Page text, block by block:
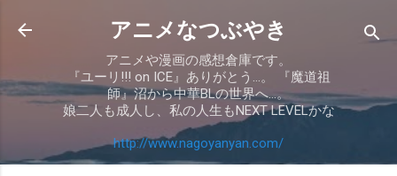
スキップしてメイン コンテンツに移動
アニメなつぶやき
アニメや漫画の感想倉庫です。
『ユーリ!!! on ICE』ありがとう…。 『魔道祖
師』沼から中華BLの世界へ…。
娘二人も成人し、私の人生もNEXT LEVELかな
http://www.nagoyanyan.com/